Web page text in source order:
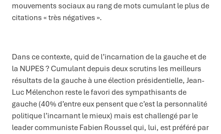
mouvements sociaux au rang de mots cumulant le plus de
citations « très négatives ».
Dans ce contexte, quid de l’incarnation de la gauche et de
la NUPES ? Cumulant depuis deux scrutins les meilleurs
résultats de la gauche à une élection présidentielle, Jean-
Luc Mélenchon reste le favori des sympathisants de
gauche (40% d’entre eux pensent que c’est la personnalité
politique l’incarnant le mieux) mais est challengé par le
leader communiste Fabien Roussel qui, lui, est préféré par